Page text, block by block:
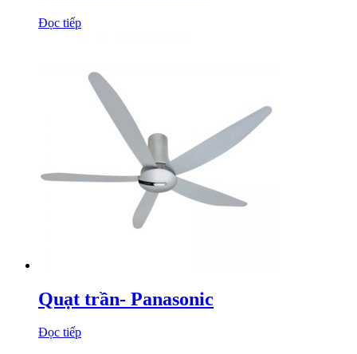
Đọc tiếp
Quạt trần- Panasonic
Đọc tiếp